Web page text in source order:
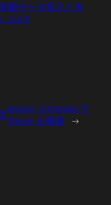
期データ投入と永
docker-compose で
Wekan を構築 →